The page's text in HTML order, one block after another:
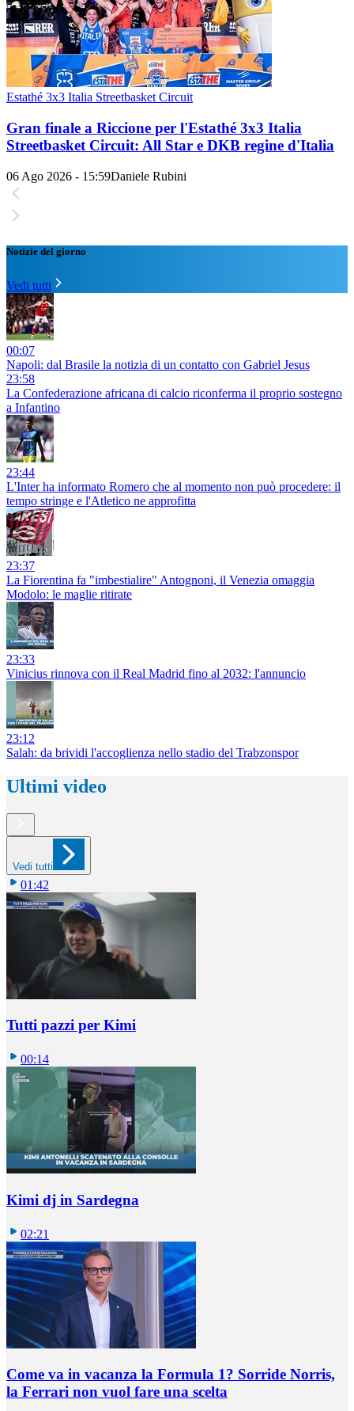
Estathé 3x3 Italia Streetbasket Circuit
Gran finale a Riccione per l'Estathé 3x3 Italia
Streetbasket Circuit: All Star e DKB regine d'Italia
06 Ago 2026 - 15:59Daniele Rubini
Notizie del giorno
Vedi tutti
00:07
Napoli: dal Brasile la notizia di un contatto con Gabriel Jesus
23:58
La Confederazione africana di calcio riconferma il proprio sostegno
a Infantino
23:44
L'Inter ha informato Romero che al momento non può procedere: il
tempo stringe e l'Atletico ne approfitta
23:37
La Fiorentina fa "imbestialire" Antognoni, il Venezia omaggia
Modolo: le maglie ritirate
23:33
Vinicius rinnova con il Real Madrid fino al 2032: l'annuncio
23:12
Salah: da brividi l'accoglienza nello stadio del Trabzonspor
Ultimi video
Vedi tutti
01:42
Tutti pazzi per Kimi
00:14
Kimi dj in Sardegna
02:21
Come va in vacanza la Formula 1? Sorride Norris,
la Ferrari non vuol fare una scelta